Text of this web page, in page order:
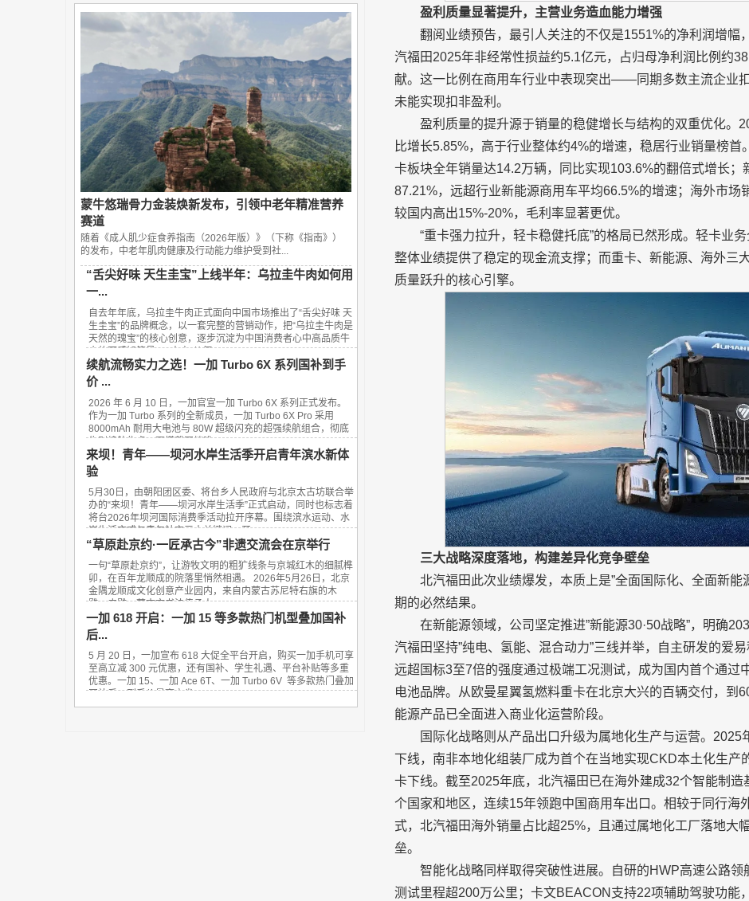
蒙牛悠瑞骨力金装焕新发布，引领中老年精准营养
赛道
随着《成人肌少症食养指南（2026年版）》（下称《指南》）
的发布，中老年肌肉健康及行动能力维护受到社...
“舌尖好味 天生圭宝”上线半年：乌拉圭牛肉如何用
一...
自去年年底，乌拉圭牛肉正式面向中国市场推出了“舌尖好味 天
生圭宝”的品牌概念，以一套完整的营销动作，把“乌拉圭牛肉是
天然的瑰宝”的核心创意，逐步沉淀为中国消费者心中高品质牛
肉的可感知符号。 “圭宝”从何...
续航流畅实力之选！一加 Turbo 6X 系列国补到手
价 ...
2026 年 6 月 10 日，一加官宣一加 Turbo 6X 系列正式发布。
作为一加 Turbo 系列的全新成员，一加 Turbo 6X Pro 采用
8000mAh 耐用大电池与 80W 超级闪充的超强续航组合，彻底
告别续航焦虑，更搭载同档唯一 1.5K ...
来坝！青年——坝河水岸生活季开启青年滨水新体
验
5月30日，由朝阳团区委、将台乡人民政府与北京太古坊联合举
办的“来坝！青年——坝河水岸生活季”正式启动，同时也标志着
将台2026年坝河国际消费季活动拉开序幕。围绕滨水运动、水
岸生活方式与青年社交三大关键词，开...
“草原赴京约·一匠承古今”非遗交流会在京举行
一句“草原赴京约”，让游牧文明的粗犷线条与京城红木的细腻榫
卯，在百年龙顺成的院落里悄然相遇。 2026年5月26日，北京
金隅龙顺成文化创意产业园内，来自内蒙古苏尼特右旗的木
雕、皮雕、蒙古文书法传承人，...
一加 618 开启：一加 15 等多款热门机型叠加国补
后...
5 月 20 日，一加宣布 618 大促全平台开启，购买一加手机可享
至高立减 300 元优惠，还有国补、学生礼遇、平台补贴等多重
优惠。一加 15、一加 Ace 6T、一加 Turbo 6V 等多款热门叠加
国补后，到手价最高立省 800 ...
盈利质量显著提升，主营业务造血能力增强
翻阅业绩预告，最引人关注的不仅是1551%的净利润增幅
汽福田2025年非经常性损益约5.1亿元，占归母净利润比例约
献。这一比例在商用车行业中表现突出——同期多数主流企业
未能实现扣非盈利。
盈利质量的提升源于销量的稳健增长与结构的双重优化。
比增长5.85%，高于行业整体约4%的增速，稳居行业销量榜
卡板块全年销量达14.2万辆，同比实现103.6%的翻倍式增长
87.21%，远超行业新能源商用车平均66.5%的增速；海外市
较国内高出15%-20%，毛利率显著更优。
“重卡强力拉升，轻卡稳健托底”的格局已然形成。轻卡业
整体业绩提供了稳定的现金流支撑；而重卡、新能源、海外三
质量跃升的核心引擎。
三大战略深度落地，构建差异化竞争壁垒
北汽福田此次业绩爆发，本质上是”全面国际化、全面新
期的必然结果。
在新能源领域，公司坚定推进”新能源30·50战略”，明确
汽福田坚持”纯电、氢能、混合动力”三线并举，自主研发的爱
远超国标3至7倍的强度通过极端工况测试，成为国内首个通过
电池品牌。从欧曼星翼氢燃料重卡在北京大兴的百辆交付，到
能源产品已全面进入商业化运营阶段。
国际化战略则从产品出口升级为属地化生产与运营。
下线，南非本地化组装厂成为首个在当地实现CKD本土化生产
卡下线。截至2025年底，北汽福田已在海外建成32个智能制
个国家和地区，连续15年领跑中国商用车出口。相较于同行海
式，北汽福田海外销量占比超25%，且通过属地化工厂落地大
垒。
智能化战略同样取得突破性进展。自研的HWP高速公路领
测试里程超200万公里；卡文BEACON支持22项辅助驾驶功能